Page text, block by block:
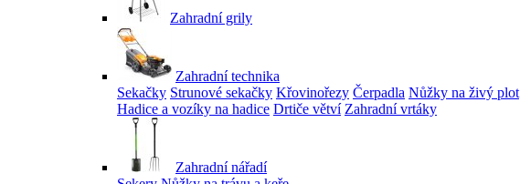
Zahradní grily
Zahradní technika
Sekačky Strunové sekačky Křovinořezy Čerpadla Nůžky na živý plot
Hadice a vozíky na hadice Drtiče větví Zahradní vrtáky
Zahradní nářadí